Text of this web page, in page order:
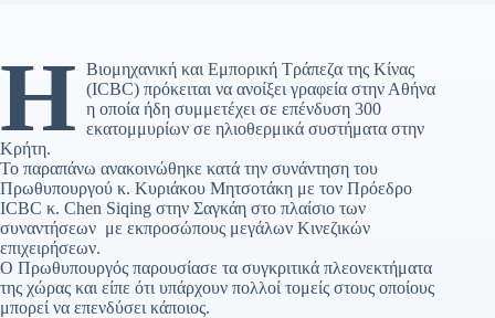
Η Βιομηχανική και Εμπορική Τράπεζα της Κίνας
(ICBC) πρόκειται να ανοίξει γραφεία στην Αθήνα
η οποία ήδη συμμετέχει σε επένδυση 300
εκατομμυρίων σε ηλιοθερμικά συστήματα στην
Κρήτη.
Το παραπάνω ανακοινώθηκε κατά την συνάντηση του
Πρωθυπουργού κ. Κυριάκου Μητσοτάκη με τον Πρόεδρο
ICBC κ. Chen Siqing στην Σαγκάη στο πλαίσιο των
συναντήσεων με εκπροσώπους μεγάλων Κινεζικών
επιχειρήσεων.
Ο Πρωθυπουργός παρουσίασε τα συγκριτικά πλεονεκτήματα
της χώρας και είπε ότι υπάρχουν πολλοί τομείς στους οποίους
μπορεί να επενδύσει κάποιος.